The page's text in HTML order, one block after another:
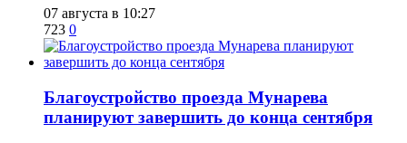
07 августа в 10:27
723 0
Благоустройство проезда Мунарева
планируют завершить до конца сентября